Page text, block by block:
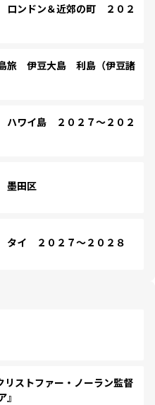
ンドン＆近郊の町 ２０２
旅 伊豆大島 利島（伊豆諸
ワイ島 ２０２７～２０２
墨田区
イ ２０２７～２０２８
ストファー・ノーラン監督